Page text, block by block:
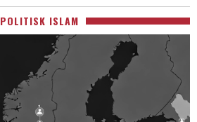
POLITISK ISLAM